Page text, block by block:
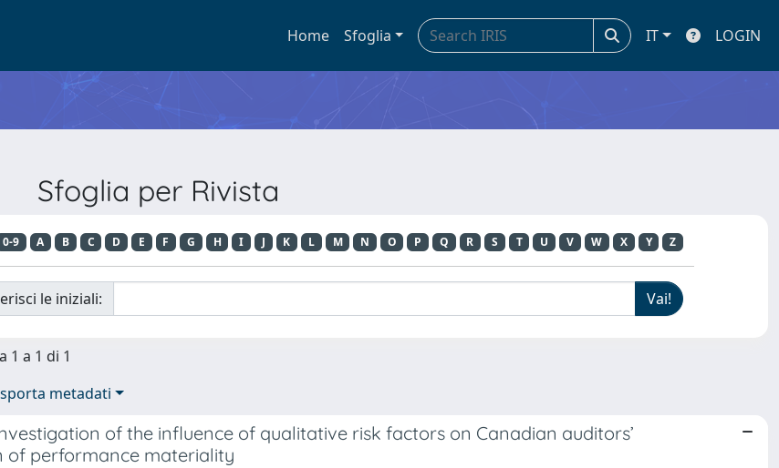
Home Sfoglia IT LOGIN
Sfoglia per Rivista
0-9 A B C D E F G H I J K L M N O P Q R S T U V W X Y Z
le iniziali:
1 a 1 di 1
metadati
of the influence of qualitative risk factors on Canadian auditors’
of performance materiality